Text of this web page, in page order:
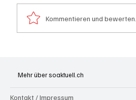
aufrütteln
Kommentieren und bewerten...
Mehr über soaktuell.ch
Kontakt / Impressum